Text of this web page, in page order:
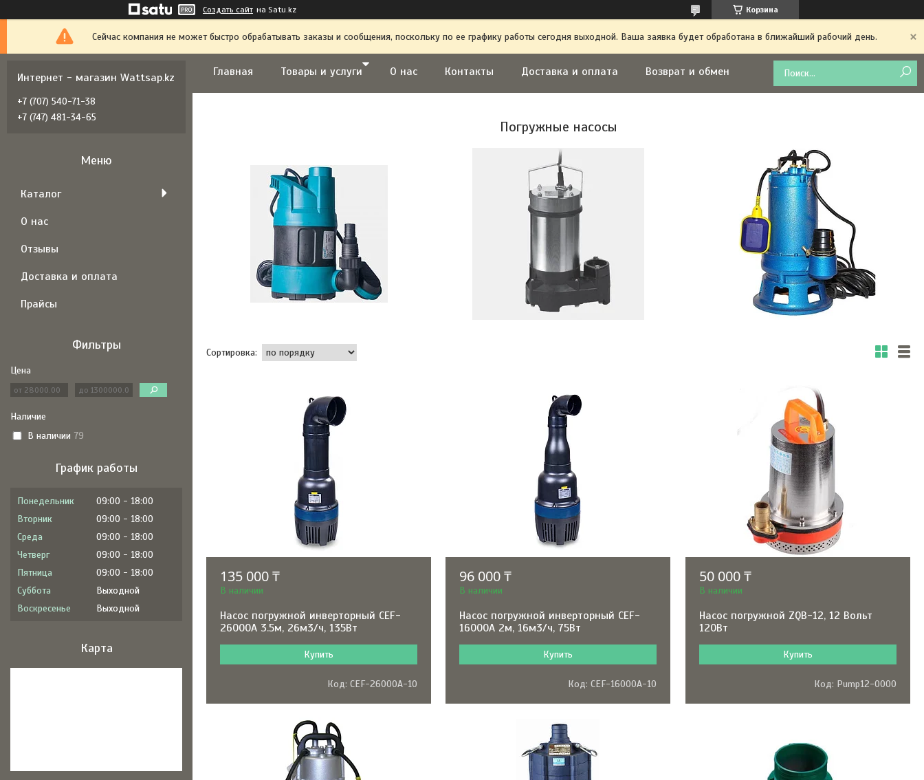
Создать сайт на Satu.kz Корзина
Сейчас компания не может быстро обрабатывать заказы и сообщения, поскольку по ее графику работы сегодня выходной. Ваша заявка будет обработана в ближайший рабочий день.
Главная Товары и услуги О нас Контакты Доставка и оплата Возврат и обмен
Погружные насосы
135 000 ₸
В наличии
Насос погружной инверторный CEF-
26000A 3.5м, 26м3/ч, 135Вт
Купить
CEF-26000A-10
96 000 ₸
В наличии
Насос погружной инверторный CEF-
16000A 2м, 16м3/ч, 75Вт
Купить
CEF-16000A-10
50 000 ₸
В наличии
Насос погружной ZQB-12, 12 Вольт
120Вт
Купить
Pump12-0000
Интернет - магазин Wattsap.kz
+7 (707) 540-71-38
+7 (747) 481-34-65
Каталог
О нас
Отзывы
Доставка и оплата
Прайсы
Фильтры
Цена
Наличие
В наличии 79
График работы
Понедельник 09:00
18:00
Вторник
09:00
18:00
Среда
09:00
18:00
Четверг
09:00
18:00
Пятница
09:00
18:00
Суббота
Выходной
Воскресенье
Выходной
Карта